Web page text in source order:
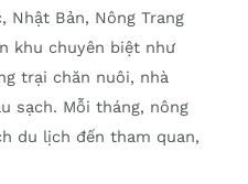
Nhật Bản, Nông Trang
khu chuyên biệt như
trại chăn nuôi, nhà
sạch. Mỗi tháng, nông
du lịch đến tham quan,